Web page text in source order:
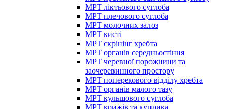
МРТ ліктьового суглоба
МРТ плечового суглоба
МРТ молочних залоз
МРТ кисті
МРТ скрінінг хребта
МРТ органів середньостіння
МРТ черевної порожнини та
заочеревинного простору
МРТ поперекового відділу хребта
МРТ органів малого тазу
МРТ кульшового суглоба
МРТ крижів та куприка